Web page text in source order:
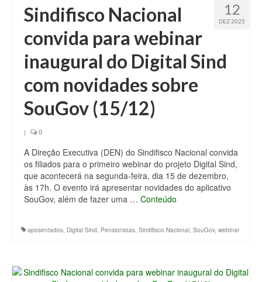
12
DEZ 2025
Sindifisco Nacional
convida para webinar
inaugural do Digital Sind
com novidades sobre
SouGov (15/12)
| 0
A Direção Executiva (DEN) do Sindifisco Nacional convida
os filiados para o primeiro webinar do projeto Digital Sind,
que acontecerá na segunda-feira, dia 15 de dezembro,
às 17h. O evento irá apresentar novidades do aplicativo
SouGov, além de fazer uma … Conteúdo
aposentados, Digital Sind, Pensionistas, Sindifisco Nacional, SouGov, webinar